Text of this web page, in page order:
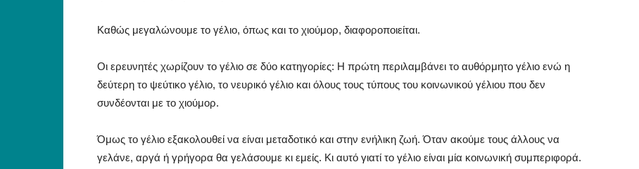
Καθώς μεγαλώνουμε το γέλιο, όπως και το χιούμορ, διαφοροποιείται.
Οι ερευνητές χωρίζουν το γέλιο σε δύο κατηγορίες: Η πρώτη περιλαμβάνει το αυθόρμητο γέλιο ενώ η
δεύτερη το ψεύτικο γέλιο, το νευρικό γέλιο και όλους τους τύπους του κοινωνικού γέλιου που δεν
συνδέονται με το χιούμορ.
Όμως το γέλιο εξακολουθεί να είναι μεταδοτικό και στην ενήλικη ζωή. Όταν ακούμε τους άλλους να
γελάνε, αργά ή γρήγορα θα γελάσουμε κι εμείς. Κι αυτό γιατί το γέλιο είναι μία κοινωνική συμπεριφορά.